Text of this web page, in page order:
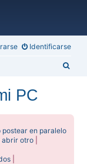
Identificarse
PC
postear en paralelo
abrir otro